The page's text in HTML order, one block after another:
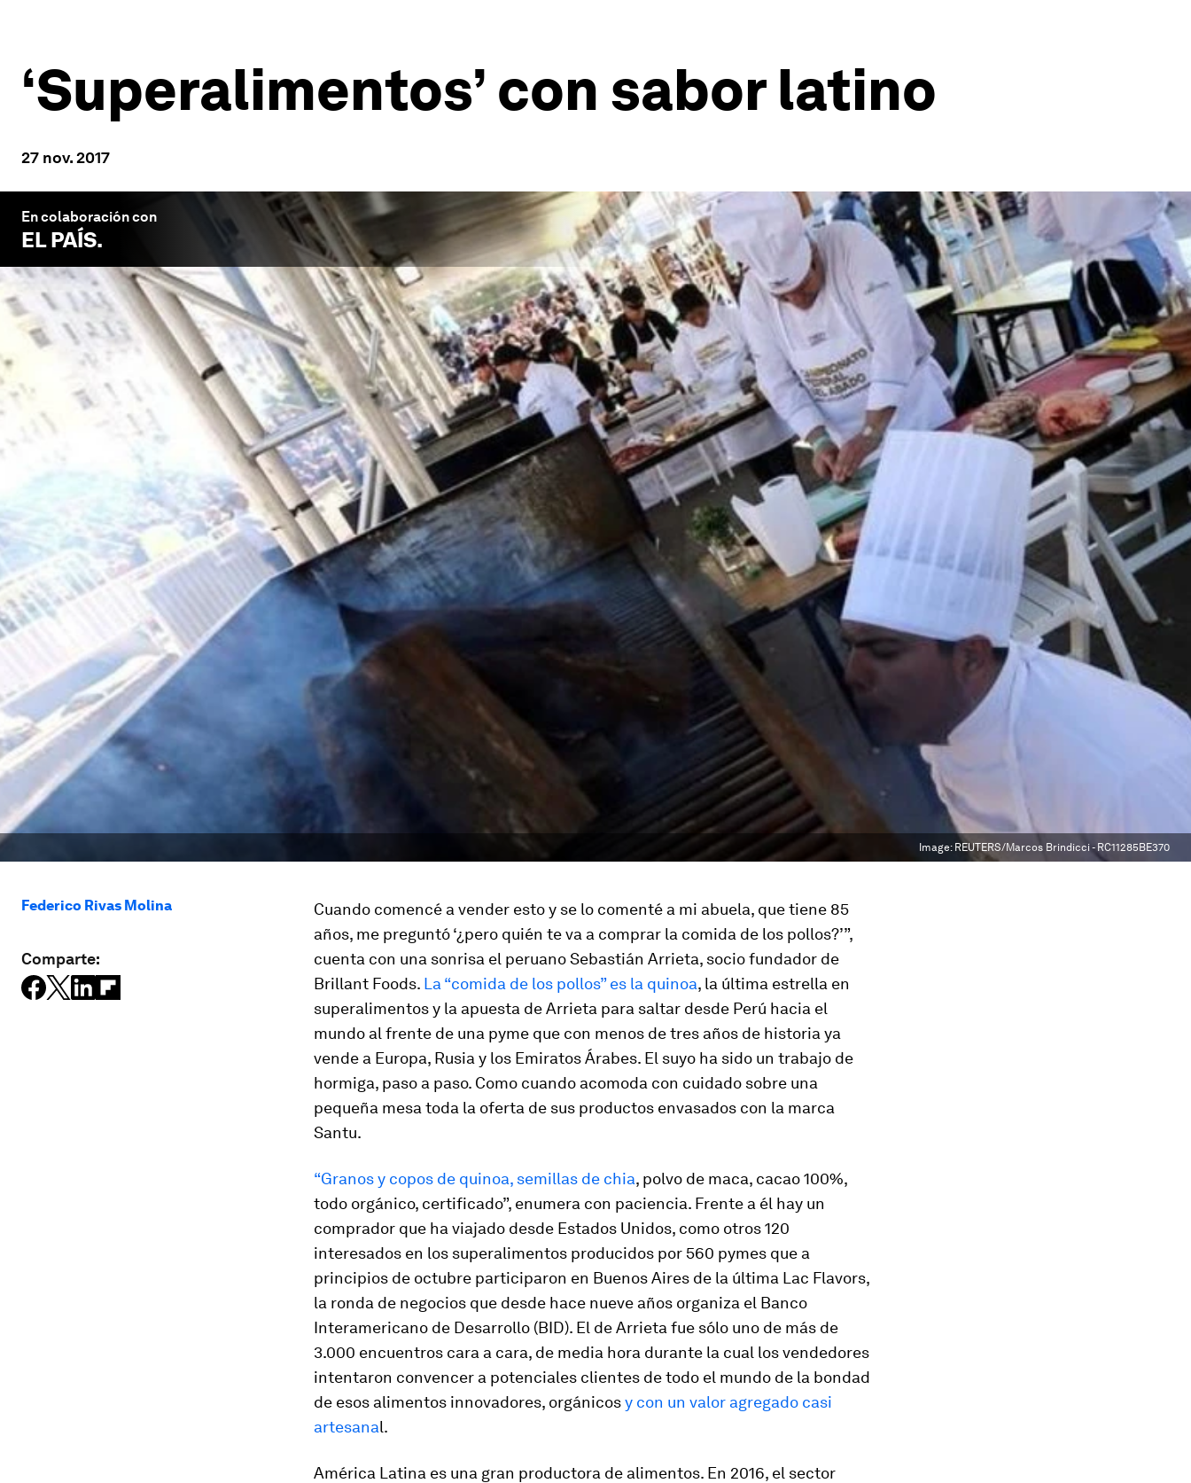
‘Superalimentos’ con sabor latino
27 nov. 2017
En colaboración con
EL PAÍS.
Image: REUTERS/Marcos Brindicci - RC11285BE370
Federico Rivas Molina
Comparte:
Cuando comencé a vender esto y se lo comenté a mi abuela, que tiene 85
años, me preguntó ‘¿pero quién te va a comprar la comida de los pollos?’”,
cuenta con una sonrisa el peruano Sebastián Arrieta, socio fundador de
Brillant Foods. La “comida de los pollos” es la quinoa, la última estrella en
superalimentos y la apuesta de Arrieta para saltar desde Perú hacia el
mundo al frente de una pyme que con menos de tres años de historia ya
vende a Europa, Rusia y los Emiratos Árabes. El suyo ha sido un trabajo de
hormiga, paso a paso. Como cuando acomoda con cuidado sobre una
pequeña mesa toda la oferta de sus productos envasados con la marca
Santu.
“Granos y copos de quinoa, semillas de chia, polvo de maca, cacao 100%,
todo orgánico, certificado”, enumera con paciencia. Frente a él hay un
comprador que ha viajado desde Estados Unidos, como otros 120
interesados en los superalimentos producidos por 560 pymes que a
principios de octubre participaron en Buenos Aires de la última Lac Flavors,
la ronda de negocios que desde hace nueve años organiza el Banco
Interamericano de Desarrollo (BID). El de Arrieta fue sólo uno de más de
3.000 encuentros cara a cara, de media hora durante la cual los vendedores
intentaron convencer a potenciales clientes de todo el mundo de la bondad
de esos alimentos innovadores, orgánicosy con un valor agregado casi
artesanal.
América Latina es una gran productora de alimentos. En 2016, el sector